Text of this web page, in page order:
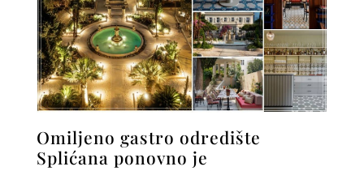
Omiljeno gastro odredište
Splićana ponovno je